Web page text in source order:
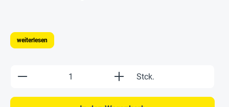
weiterlesen
Produkt Anzahl: Gib den gewünschten
Stck.